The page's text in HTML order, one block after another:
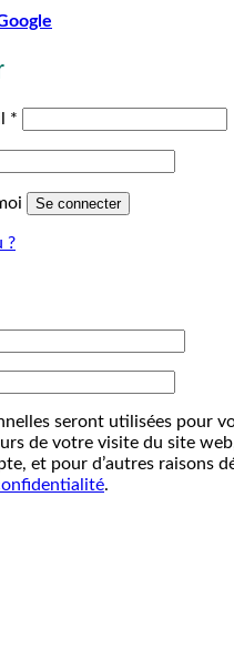
*
Se connecter
?
seront utilisées pour
de votre visite du site
et pour d’autres raisons
.